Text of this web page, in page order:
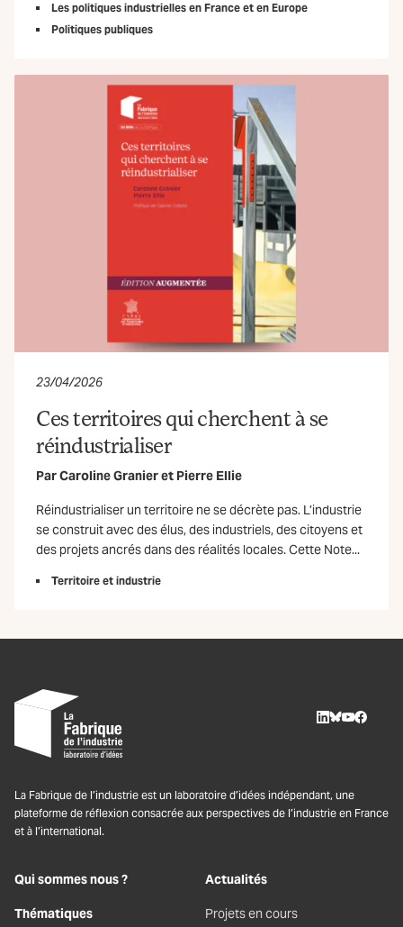
Les politiques industrielles en France et en Europe
Politiques publiques
23/04/2026
Ces territoires qui cherchent à se
réindustrialiser
ParCaroline Granieret Pierre Ellie
Réindustrialiser un territoire ne se décrète pas. L’industrie
se construit avec des élus, des industriels, des citoyens et
des projets ancrés dans des réalités locales. Cette Note...
Territoire et industrie
La Fabrique de l’industrie est un laboratoire d’idées indépendant, une
plateforme de réflexion consacrée aux perspectives de l’industrie en France
et à l’international.
Qui sommes nous ?
Thématiques
Actualités
Projets en cours